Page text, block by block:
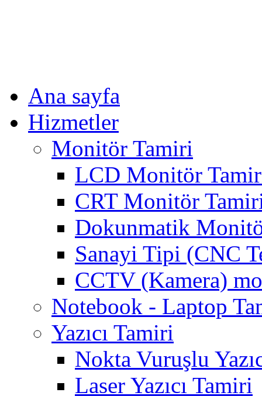
Ana sayfa
Hizmetler
Monitör Tamiri
LCD Monitör
CRT Monitör
Dokunmatik
Sanayi Tipi (CNC
CCTV (Kamera)
Notebook - Laptop
Yazıcı Tamiri
Nokta Vuruşlu
Laser Yazıcı Tamiri